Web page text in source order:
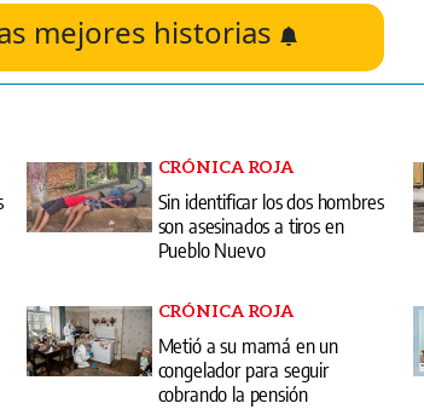
mejores historias
CRÓNICA ROJA
Sin identificar los dos hombres
son asesinados a tiros en
Pueblo Nuevo
CRÓNICA ROJA
Metió a su mamá en un
congelador para seguir
cobrando la pensión